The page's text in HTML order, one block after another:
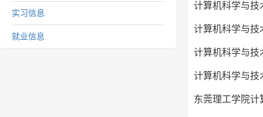
实习信息
就业信息
计算机科学与技
计算机科学与技
计算机科学与技
计算机科学与技
东莞理工学院计